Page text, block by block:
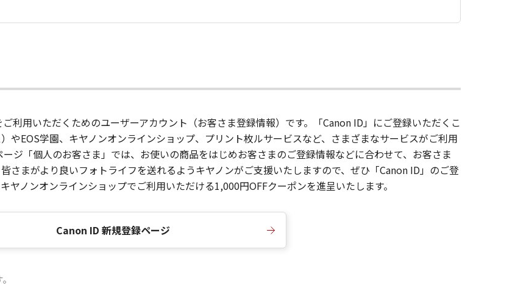
利用いただくためのユーザーアカウント（お客さま登録情報）です。「Canon ID」にご登録いただくこ
やEOS学園、キヤノンオンラインショップ、プリント枚ルサービスなど、さまざまなサービスがご利用
ジ「個人のお客さま」では、お使いの商品をはじめお客さまのご登録情報などに合わせて、お客さま
さまがより良いフォトライフを送れるようキヤノンがご支援いたしますので、ぜひ「Canon ID」のご登
ヤノンオンラインショップでご利用いただける1,000円OFFクーポンを進呈いたします。
Canon ID 新規登録ページ